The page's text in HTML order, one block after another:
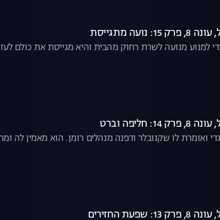
מתגייסת
למנוע מנועה לשרת רחוק מהבית והיא מגייסת את כולם
חליפה וברט
ואומרת לו שקנובלר ודפנה מנהלים רומן. הוא מאמין לה
החזירים